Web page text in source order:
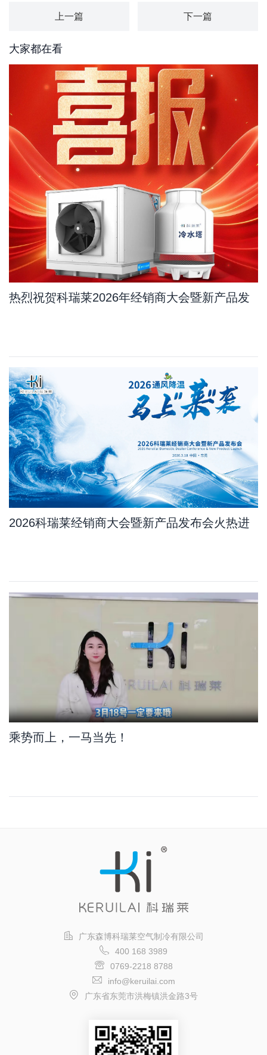
上一篇 下一篇
大家都在看
热烈祝贺科瑞莱2026年经销商大会暨新产品发
2026科瑞莱经销商大会暨新产品发布会火热进
乘势而上，一马当先！
广东森博科瑞莱空气制冷有限公司
400 168 3989
0769-2218 8788
info@keruilai.com
广东省东莞市洪梅镇洪金路3号